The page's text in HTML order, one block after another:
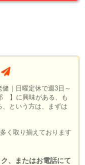
｜日曜定休で週3日～
】に興味がある、も
という方は、まずは
く取り揃えております
、またはお電話にて